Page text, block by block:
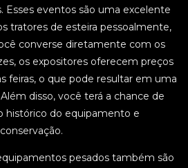
Esses eventos são uma excelente
tratores de esteira pessoalmente,
converse diretamente com os
os expositores oferecem preços
feiras, o que pode resultar em uma
disso, você terá a chance de
histórico do equipamento e
pesados também são